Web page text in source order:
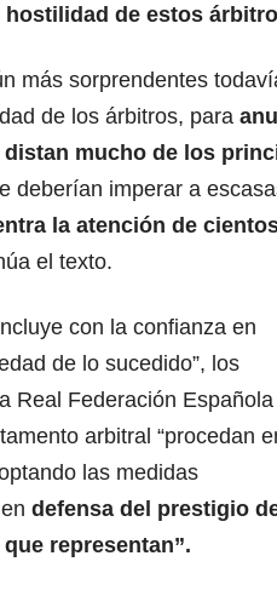
de estos
más sorprendentes
de los árbitros, para
mucho de los
deberían imperar a
la atención de
el texto.
con la confianza en
de lo sucedido”, los
Real Federación Española
arbitral “procedan
las medidas
defensa del prestigio
representan”.